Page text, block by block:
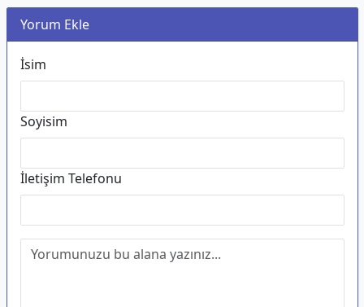
Yorum Ekle
İsim
Soyisim
İletişim Telefonu